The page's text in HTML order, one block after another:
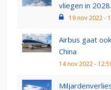
vliegen in
19 nov 2022 -
Airbus gaat
China
14 nov 2022 -